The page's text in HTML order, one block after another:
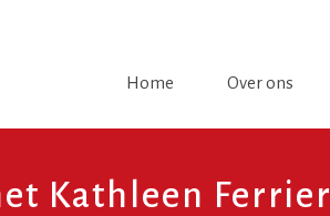
Home Over ons
Kathleen Ferrier